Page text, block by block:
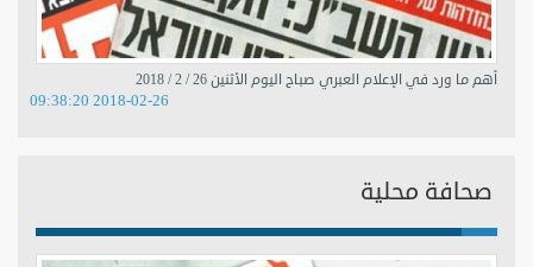
أهم ما ورد في الإعلام العبري صباح اليوم الأثنين 26 / 2 / 2018
2018-02-26 09:38:20
صحافة محلية